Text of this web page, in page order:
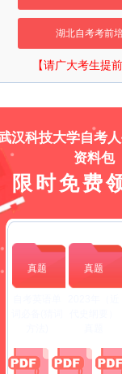
湖北自考考前
【请广大考生提
汉科技大学自考人
资料包
限时免费
真题 真题
交流群